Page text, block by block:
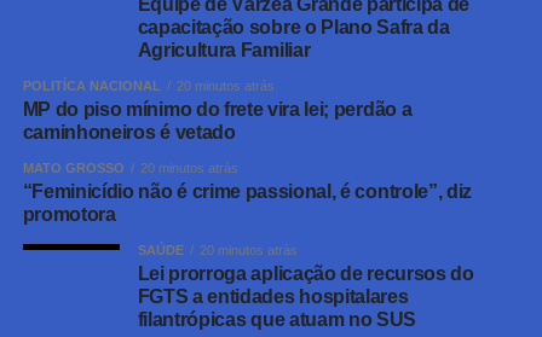
Informações de Segurança Pública, Justiça e
Fiscalização (InfoSeg), mantida pelo Ministério da
Leia Também: Comissão de Trabalho
nesta terça
A iniciativa complementa a legislação federal. Desde
2020, o Brasil conta com o Cadastro Nacional de
Pessoas Condenadas por Crime de Estupro, instituído
pela Lei nº 14.069/2020, que reúne informações como
Equipe de Várzea Grande participa de
capacitação sobre o Plano Safra da
Agricultura Familiar
POLITÍCA NACIONAL 20 minutos atrás
MP do piso mínimo do frete vira lei; perdão a
caminhoneiros é vetado
MATO GROSSO 20 minutos atrás
“Feminicídio não é crime passional, é controle”, diz
promotora
SAÚDE 20 minutos atrás
Lei prorroga aplicação de recursos do
FGTS a entidades hospitalares
filantrópicas que atuam no SUS